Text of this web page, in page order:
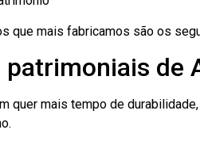
que mais fabricamos são os
patrimoniais de
quer mais tempo de